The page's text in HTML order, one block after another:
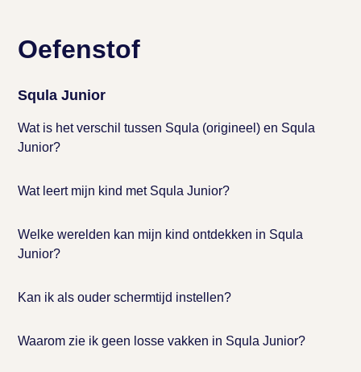
Oefenstof
Squla Junior
Wat is het verschil tussen Squla (origineel) en Squla
Junior?
Wat leert mijn kind met Squla Junior?
Welke werelden kan mijn kind ontdekken in Squla
Junior?
Kan ik als ouder schermtijd instellen?
Waarom zie ik geen losse vakken in Squla Junior?